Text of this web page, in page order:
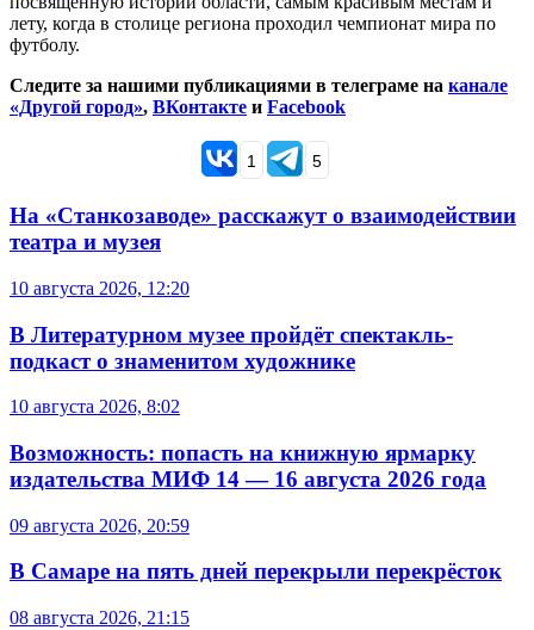
лету, когда в столице региона проходил чемпионат мира по
футболу.
Следите за нашими публикациями в телеграме на канале
«Другой город», ВКонтакте и Facebook
1 5
На «Станкозаводе» расскажут о взаимодействии
театра и музея
10 августа 2026, 12:20
В Литературном музее пройдёт спектакль-
подкаст о знаменитом художнике
10 августа 2026, 8:02
Возможность: попасть на книжную ярмарку
издательства МИФ 14 — 16 августа 2026 года
09 августа 2026, 20:59
В Самаре на пять дней перекрыли перекрёсток
08 августа 2026, 21:15